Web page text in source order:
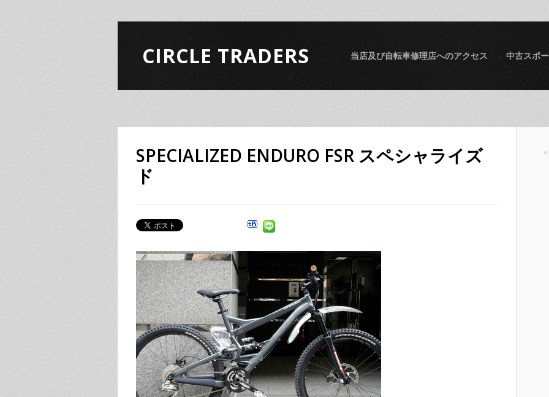
CIRCLE TRADERS 当店及び自転車修理店へのアクセス 中古スポ
SPECIALIZED ENDURO FSR スペシャライズ
ド